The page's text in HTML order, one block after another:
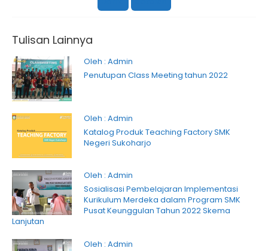
Tulisan Lainnya
Oleh : Admin
Penutupan Class Meeting tahun 2022
Oleh : Admin
Katalog Produk Teaching Factory SMK
Negeri Sukoharjo
Oleh : Admin
Sosialisasi Pembelajaran Implementasi
Kurikulum Merdeka dalam Program SMK
Pusat Keunggulan Tahun 2022 Skema
Lanjutan
Oleh : Admin